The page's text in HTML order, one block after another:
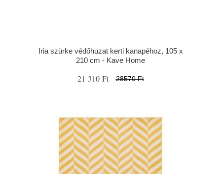
Iria szürke védőhuzat kerti kanapéhoz, 105 x
210 cm - Kave Home
21 310 Ft 28570 Ft